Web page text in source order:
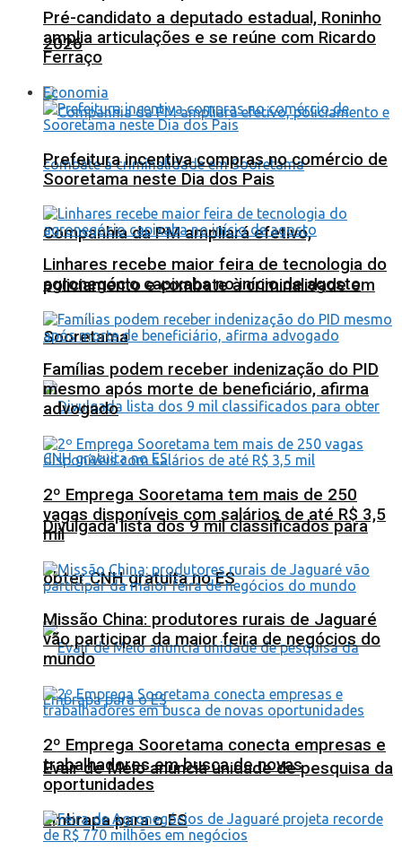
2026
Companhia da PM ampliará efetivo,
policiamento e combate à criminalidade em
Sooretama
Divulgada lista dos 9 mil classificados para
obter CNH gratuita no ES
Evair de Melo anuncia unidade de pesquisa da
Embrapa para o ES
Pré-candidato a deputado estadual, Roninho
amplia articulações e se reúne com Ricardo
Ferraço
Economia
Prefeitura incentiva compras no comércio de
Sooretama neste Dia dos Pais
Linhares recebe maior feira de tecnologia do
agronegócio capixaba no início de agosto
Famílias podem receber indenização do PID
mesmo após morte de beneficiário, afirma
advogado
2º Emprega Sooretama tem mais de 250
vagas disponíveis com salários de até R$ 3,5
mil
Missão China: produtores rurais de Jaguaré
vão participar da maior feira de negócios do
mundo
2º Emprega Sooretama conecta empresas e
trabalhadores em busca de novas
oportunidades